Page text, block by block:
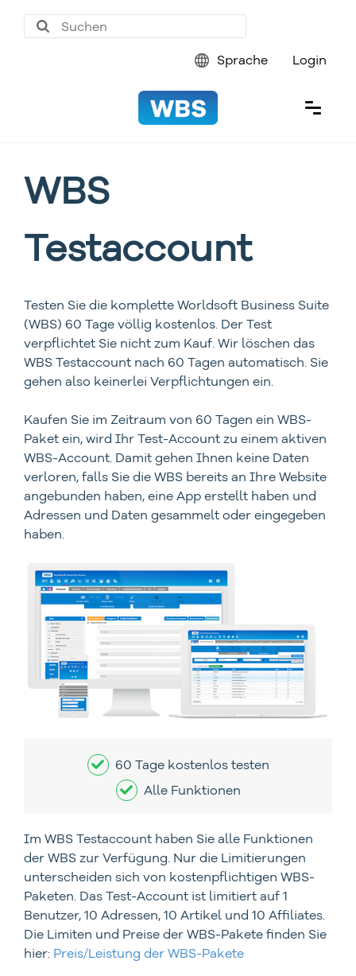
Login
Sprache
WBS
Testaccount
Testen Sie die komplette Worldsoft Business Suite
(WBS) 60 Tage völlig kostenlos. Der Test
verpflichtet Sie nicht zum Kauf. Wir löschen das
WBS Testaccount nach 60 Tagen automatisch. Sie
gehen also keinerlei Verpflichtungen ein.
Kaufen Sie im Zeitraum von 60 Tagen ein WBS-
Paket ein, wird Ihr Test-Account zu einem aktiven
WBS-Account. Damit gehen Ihnen keine Daten
verloren, falls Sie die WBS bereits an Ihre Website
angebunden haben, eine App erstellt haben und
Adressen und Daten gesammelt oder eingegeben
haben.
60 Tage kostenlos testen
Alle Funktionen
Im WBS Testaccount haben Sie alle Funktionen
der WBS zur Verfügung. Nur die Limitierungen
unterscheiden sich von kostenpflichtigen WBS-
Paketen. Das Test-Account ist limitiert auf 1
Benutzer, 10 Adressen, 10 Artikel und 10 Affiliates.
Die Limiten und Preise der WBS-Pakete finden Sie
hier: Preis/Leistung der WBS-Pakete